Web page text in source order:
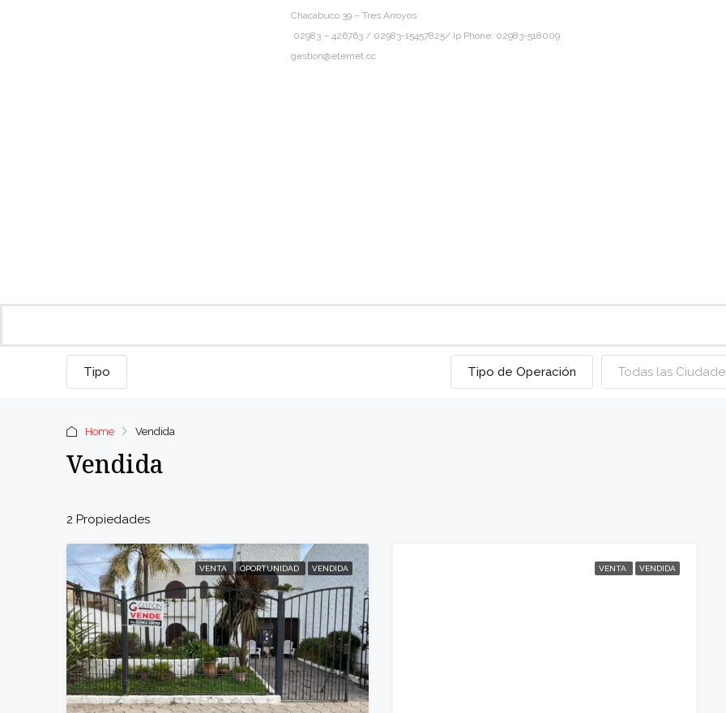
Chacabuco 39 – Tres Arroyos
02983 – 426763 / 02983-15457825/ Ip Phone: 02983-518009
gestion@eternet.cc
Tipo Tipo de Operación Todas las
Home Vendida
Vendida
2 Propiedades
VENTA OPORTUNIDAD VENDIDA VENTA VENDIDA